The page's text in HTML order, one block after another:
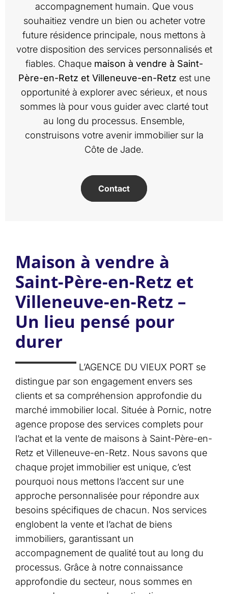
accompagnement humain. Que vous
souhaitiez vendre un bien ou acheter votre
future résidence principale, nous mettons à
votre disposition des services personnalisés et
fiables. Chaque maison à vendre à Saint-
Père-en-Retz et Villeneuve-en-Retz est une
opportunité à explorer avec sérieux, et nous
sommes là pour vous guider avec clarté tout
au long du processus. Ensemble,
construisons votre avenir immobilier sur la
Côte de Jade.
Contact
Maison à vendre à
Saint-Père-en-Retz et
Villeneuve-en-Retz –
Un lieu pensé pour
durer
L’AGENCE DU VIEUX PORT se
distingue par son engagement envers ses
clients et sa compréhension approfondie du
marché immobilier local. Située à Pornic, notre
agence propose des services complets pour
l’achat et la vente de maisons à Saint-Père-en-
Retz et Villeneuve-en-Retz. Nous savons que
chaque projet immobilier est unique, c’est
pourquoi nous mettons l’accent sur une
approche personnalisée pour répondre aux
besoins spécifiques de chacun. Nos services
englobent la vente et l’achat de biens
immobiliers, garantissant un
accompagnement de qualité tout au long du
processus. Grâce à notre connaissance
approfondie du secteur, nous sommes en